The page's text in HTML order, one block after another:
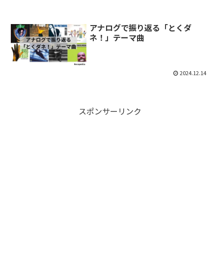
アナログで振り返る「とくダ
ネ！」テーマ曲
2024.12.14
スポンサーリンク